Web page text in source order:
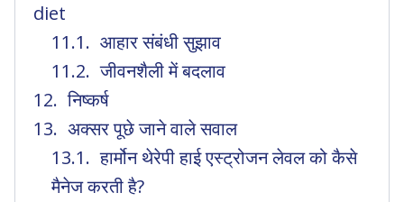
diet
आहार संबंधी सुझाव
जीवनशैली में बदलाव
निष्कर्ष
अक्सर पूछे जाने वाले सवाल
हार्मोन थेरेपी हाई एस्ट्रोजन लेवल को कैसे
मैनेज करती है?